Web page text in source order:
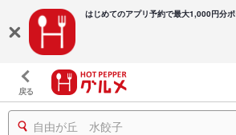
はじめてのアプリ予約で最大1,000円分
戻る
自由が丘 水餃子